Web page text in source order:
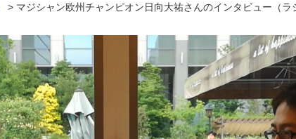
> マジシャン欧州チャンピオン日向大祐さんのインタビュー（ラ